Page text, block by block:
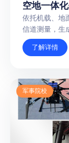
空地一体
依托机载、地
信道测量，生
了解详情
军事院校